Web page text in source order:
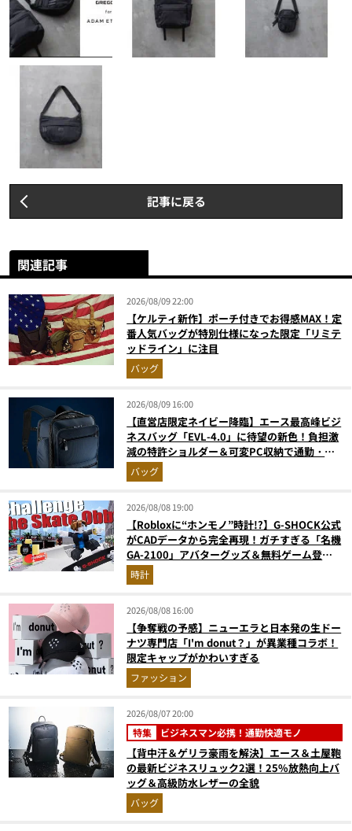
記事に戻る
関連記事
2026/08/09 22:00
【ケルティ新作】ポーチ付きでお得感MAX！定
番人気バッグが特別仕様になった限定「リミテ
ッドライン」に注目
バッグ
2026/08/09 16:00
【直営店限定ネイビー降臨】エース最高峰ビジ
ネスバッグ「EVL-4.0」に待望の新色！負担激
減の特許ショルダー＆可変PC収納で通勤・出
張が無敵に
バッグ
2026/08/08 19:00
【Robloxに“ホンモノ”時計!?】G-SHOCK公式
がCADデータから完全再現！ガチすぎる「名機
GA-2100」アバターグッズ＆無料ゲーム登場
が見逃せない
時計
2026/08/08 16:00
【争奪戦の予感】ニューエラと日本発の生ドー
ナツ専門店「I'm donut？」が異業種コラボ！
限定キャップがかわいすぎる
ファッション
2026/08/07 20:00
特集 ビジネスマン必携！通勤快適モノ
【背中汗＆ゲリラ豪雨を解決】エース＆土屋鞄
の最新ビジネスリュック2選！25%放熱向上バ
ッグ＆高級防水レザーの全貌
バッグ